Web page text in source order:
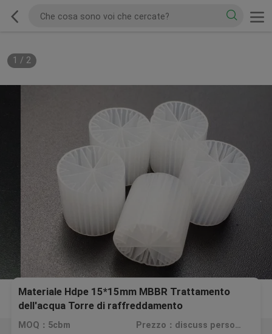
1 / 2
Materiale Hdpe 15*15mm MBBR Trattamento
dell'acqua Torre di raffreddamento
MOQ：5cbm Prezzo：discuss personally